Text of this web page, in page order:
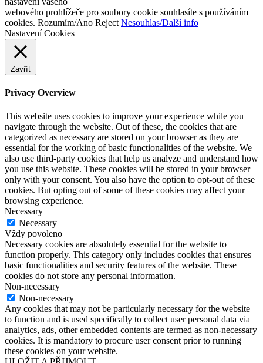
webového prohlížeče pro soubory cookie souhlasíte s používáním
cookies. Rozumím/Ano Reject Nesouhlas/Další info
Nastavení Cookies
Zavřít
Privacy Overview
This website uses cookies to improve your experience while you
navigate through the website. Out of these, the cookies that are
categorized as necessary are stored on your browser as they are
essential for the working of basic functionalities of the website. We
also use third-party cookies that help us analyze and understand how
you use this website. These cookies will be stored in your browser
only with your consent. You also have the option to opt-out of these
cookies. But opting out of some of these cookies may affect your
browsing experience.
Necessary
Necessary
Vždy povoleno
Necessary cookies are absolutely essential for the website to
function properly. This category only includes cookies that ensures
basic functionalities and security features of the website. These
cookies do not store any personal information.
Non-necessary
Non-necessary
Any cookies that may not be particularly necessary for the website
to function and is used specifically to collect user personal data via
analytics, ads, other embedded contents are termed as non-necessary
cookies. It is mandatory to procure user consent prior to running
these cookies on your website.